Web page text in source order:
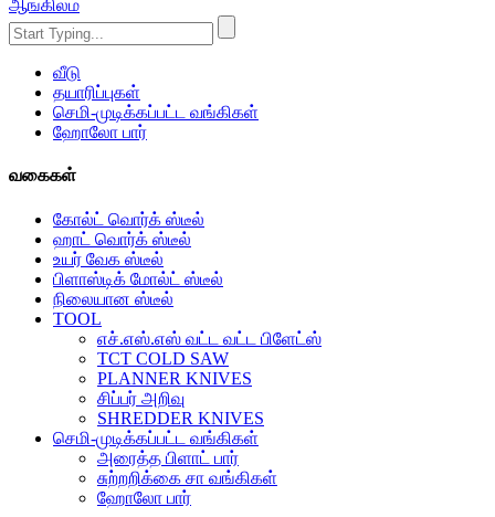
ஆங்கிலம்
வீடு
தயாரிப்புகள்
செமி-முடிக்கப்பட்ட வங்கிகள்
ஹோலோ பார்
வகைகள்
கோல்ட் வொர்க் ஸ்டீல்
ஹாட் வொர்க் ஸ்டீல்
உயர் வேக ஸ்டீல்
பிளாஸ்டிக் மோல்ட் ஸ்டீல்
நிலையான ஸ்டீல்
TOOL
எச்.எஸ்.எஸ் வட்ட வட்ட பிளேட்ஸ்
TCT COLD SAW
PLANNER KNIVES
சிப்பர் அறிவு
SHREDDER KNIVES
செமி-முடிக்கப்பட்ட வங்கிகள்
அரைத்த பிளாட் பார்
சுற்றறிக்கை சா வங்கிகள்
ஹோலோ பார்